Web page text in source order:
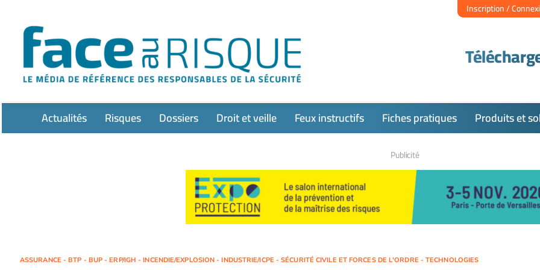
contenu
Inscription /
Actualités Risques Dossiers Droit et veille Feux instructifs Fiches pratiques Produits et
Publicité
ASSURANCE - BTP - BUP - ERP/IGH - INCENDIE/EXPLOSION - INDUSTRIE/ICPE - SÉCURITÉ CIVILE ET FORCES DE L'ORDRE - TECHNOLOGIES